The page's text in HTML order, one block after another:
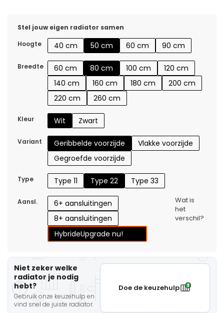
Stel jouw eigen radiator samen
Hoogte
40 cm 50 cm 60 cm 90 cm
Breedte 60 cm 80 cm 100 cm
120 cm
140 cm
160 cm 180 cm
200 cm
220 cm
260 cm
Kleur Wit Zwart
Variant Geribbelde voorzijde
Vlakke voorzijde
Gegroefde voorzijde
Type Type 11 Type 22 Type 33
Aansl.
6+ aansluitingen
8+ aansluitingen
HybrideUpgrade nu!
Wat is
het
verschil?
Niet zeker welke
radiator je nodig
hebt?
Gebruik onze keuzehulp en
vind snel de juiste radiator.
Doe de keuzehulp